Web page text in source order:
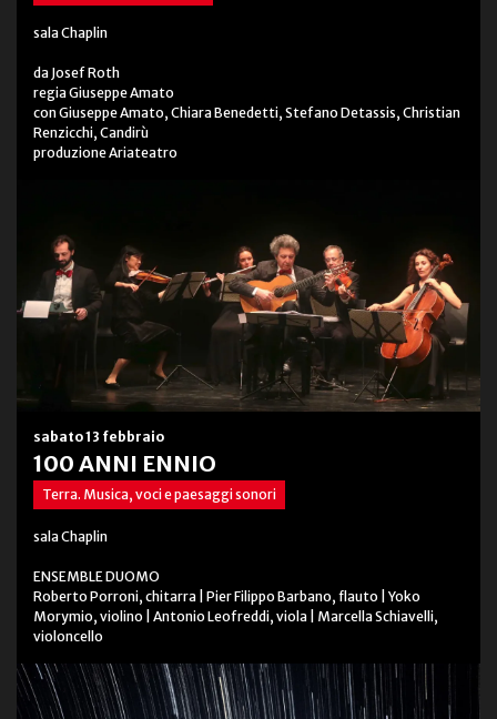
sala Chaplin
da Josef Roth
regia Giuseppe Amato
con Giuseppe Amato, Chiara Benedetti, Stefano Detassis, Christian
Renzicchi, Candirù
produzione Ariateatro
sabato 13 febbraio
100 ANNI ENNIO
Terra. Musica, voci e paesaggi sonori
sala Chaplin
ENSEMBLE DUOMO
Roberto Porroni, chitarra | Pier Filippo Barbano, flauto | Yoko
Morymio, violino | Antonio Leofreddi, viola | Marcella Schiavelli,
violoncello